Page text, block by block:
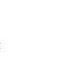
Preisspanne: